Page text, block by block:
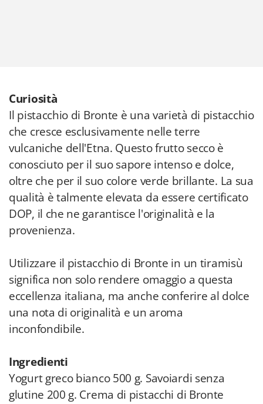
Curiosità
Il pistacchio di Bronte è una varietà di pistacchio
che cresce esclusivamente nelle terre
vulcaniche dell'Etna. Questo frutto secco è
conosciuto per il suo sapore intenso e dolce,
oltre che per il suo colore verde brillante. La sua
qualità è talmente elevata da essere certificato
DOP, il che ne garantisce l'originalità e la
provenienza.
Utilizzare il pistacchio di Bronte in un tiramisù
significa non solo rendere omaggio a questa
eccellenza italiana, ma anche conferire al dolce
una nota di originalità e un aroma
inconfondibile.
Ingredienti
Yogurt greco bianco 500 g. Savoiardi senza
glutine 200 g. Crema di pistacchi di Bronte